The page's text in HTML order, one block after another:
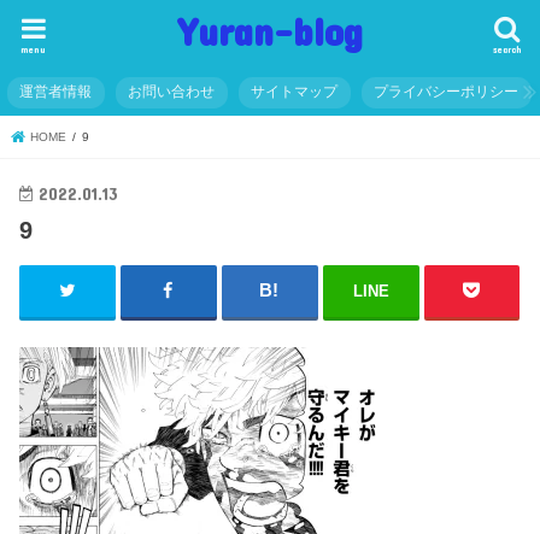
Yuran-blog search
menu
運営者情報 お問い合わせ サイトマップ プライバシーポリシー
HOME 9
2022.01.13
9
LINE